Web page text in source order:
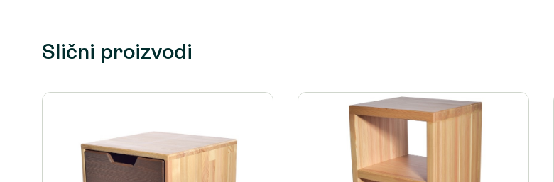
Slični proizvodi